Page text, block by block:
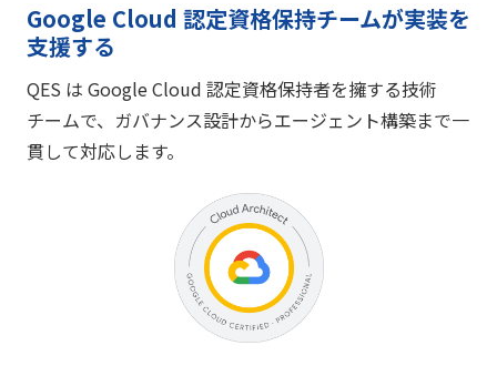
Google Cloud 認定資格保持チームが実装を
支援する
QES は Google Cloud 認定資格保持者を擁する技術
チームで、ガバナンス設計からエージェント構築まで一
貫して対応します。